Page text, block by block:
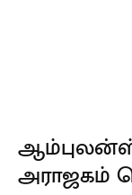
அராஜகம்